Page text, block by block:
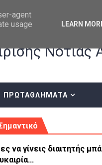
οδηγίες επί του
Νότιας
ΠΡΩΤΑΘΛΗΜΑΤΑ
να γίνεις διαιτητής
agent
usage
LEARN